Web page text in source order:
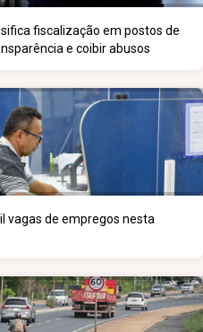
fiscalização em postos de
e coibir abusos
vagas de empregos nesta